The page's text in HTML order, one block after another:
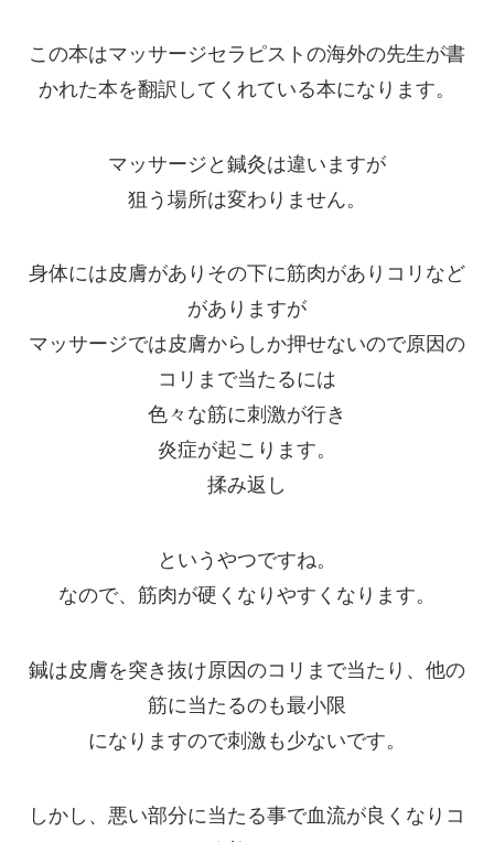
この本はマッサージセラピストの海外の先生が書
かれた本を翻訳してくれている本になります。
マッサージと鍼灸は違いますが
狙う場所は変わりません。
身体には皮膚がありその下に筋肉がありコリなど
がありますが
マッサージでは皮膚からしか押せないので原因の
コリまで当たるには
色々な筋に刺激が行き
炎症が起こります。
揉み返し
というやつですね。
なので、 筋肉が硬くなりやすくなります。
鍼は皮膚を突き抜け原因のコリまで当たり、他の
筋に当たるのも最小限
になりますので刺激も少ないです。
しかし、 悪い部分に当たる事で血流が良くなりコ